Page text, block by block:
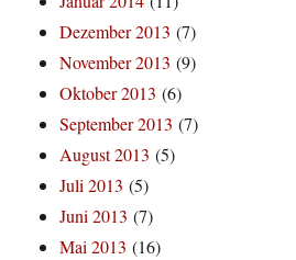
Dezember 2013 (7)
November 2013 (9)
Oktober 2013 (6)
September 2013 (7)
August 2013 (5)
Juli 2013 (5)
Juni 2013 (7)
Mai 2013 (16)